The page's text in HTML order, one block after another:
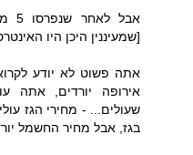
[שמעיננין היכן היו
אתה פשוט לא יודע
אירופה יורדים, אתה
שעולים... - מחירי הגז
בגז, אבל מחיר החשמל